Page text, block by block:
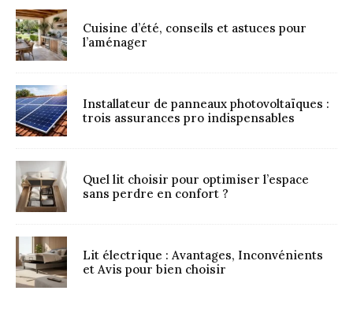
Cuisine d’été, conseils et astuces pour
l’aménager
Installateur de panneaux photovoltaïques :
trois assurances pro indispensables
Quel lit choisir pour optimiser l’espace
sans perdre en confort ?
Lit électrique : Avantages, Inconvénients
et Avis pour bien choisir